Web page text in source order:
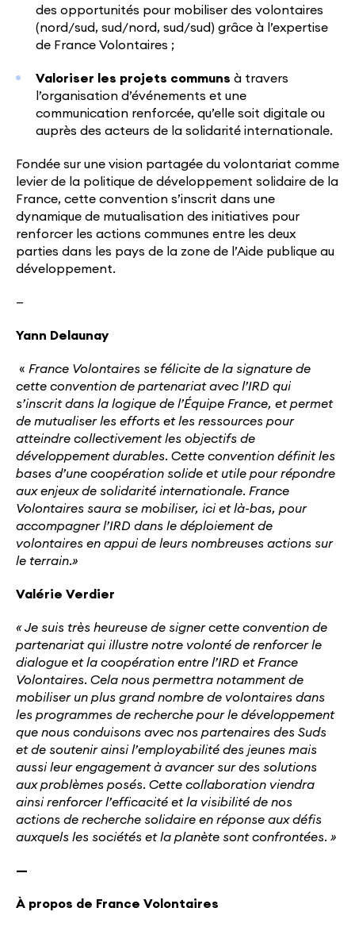
des opportunités pour mobiliser des volontaires
(nord/sud, sud/nord, sud/sud) grâce à l’expertise
de France Volontaires ;
Valoriser les projets communs à travers
l’organisation d’événements et une
communication renforcée, qu’elle soit digitale ou
auprès des acteurs de la solidarité internationale.
Fondée sur une vision partagée du volontariat comme
levier de la politique de développement solidaire de la
France, cette convention s’inscrit dans une
dynamique de mutualisation des initiatives pour
renforcer les actions communes entre les deux
parties dans les pays de la zone de l’Aide publique au
développement.
—
Yann Delaunay
« France Volontaires se félicite de la signature de
cette convention de partenariat avec l’IRD qui
s’inscrit dans la logique de l’Équipe France, et permet
de mutualiser les efforts et les ressources pour
atteindre collectivement les objectifs de
développement durables. Cette convention définit les
bases d’une coopération solide et utile pour répondre
aux enjeux de solidarité internationale. France
Volontaires saura se mobiliser, ici et là-bas, pour
accompagner l’IRD dans le déploiement de
volontaires en appui de leurs nombreuses actions sur
le terrain.»
Valérie Verdier
« Je suis très heureuse de signer cette convention de
partenariat qui illustre notre volonté de renforcer le
dialogue et la coopération entre l’IRD et France
Volontaires. Cela nous permettra notamment de
mobiliser un plus grand nombre de volontaires dans
les programmes de recherche pour le développement
que nous conduisons avec nos partenaires des Suds
et de soutenir ainsi l’employabilité des jeunes mais
aussi leur engagement à avancer sur des solutions
aux problèmes posés. Cette collaboration viendra
ainsi renforcer l’efficacité et la visibilité de nos
actions de recherche solidaire en réponse aux défis
auxquels les sociétés et la planète sont confrontées. »
—
À propos de France Volontaires